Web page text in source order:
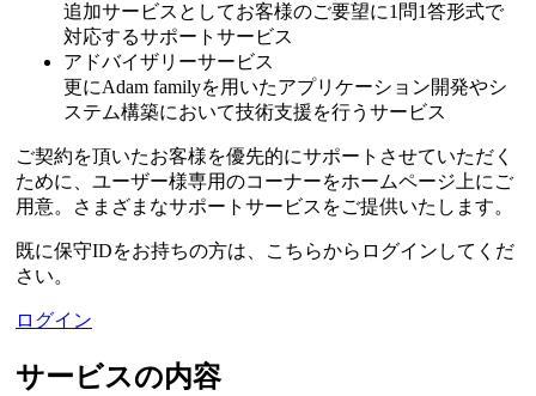
追加サービスとしてお客様のご要望に1問1答形式で
対応するサポートサービス
アドバイザリーサービス
更にAdam familyを用いたアプリケーション開発やシ
ステム構築において技術支援を行うサービス
ご契約を頂いたお客様を優先的にサポートさせていただく
ために、ユーザー様専用のコーナーをホームページ上にご
用意。さまざまなサポートサービスをご提供いたします。
既に保守IDをお持ちの方は、こちらからログインしてくだ
さい。
ログイン
サービスの内容